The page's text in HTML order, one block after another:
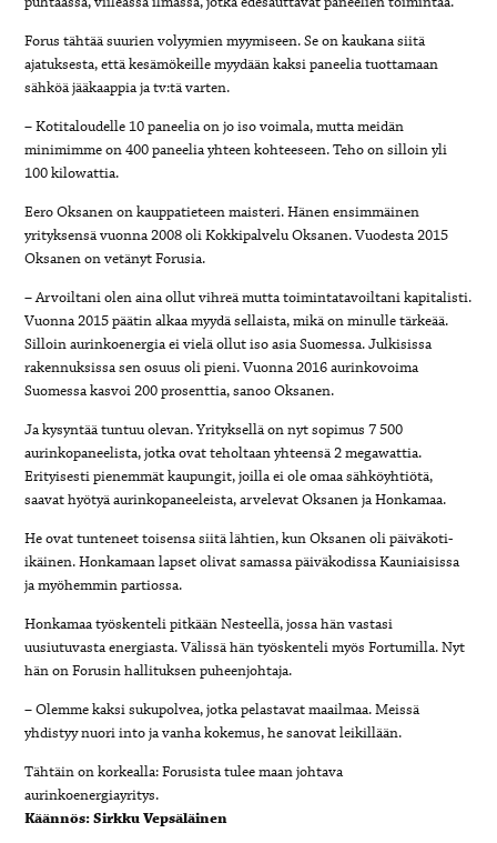
Forus tähtää suurien volyymien myymiseen. Se on kaukana siitä
ajatuksesta, että kesämökeille myydään kaksi paneelia tuottamaan
sähköä jääkaappia ja tv:tä varten.
– Kotitaloudelle 10 paneelia on jo iso voimala, mutta meidän
minimimme on 400 paneelia yhteen kohteeseen. Teho on silloin yli
100 kilowattia.
Eero Oksanen on kauppatieteen maisteri. Hänen ensimmäinen
yrityksensä vuonna 2008 oli Kokkipalvelu Oksanen. Vuodesta 2015
Oksanen on vetänyt Forusia.
– Arvoiltani olen aina ollut vihreä mutta toimintatavoiltani kapitalisti.
Vuonna 2015 päätin alkaa myydä sellaista, mikä on minulle tärkeää.
Silloin aurinkoenergia ei vielä ollut iso asia Suomessa. Julkisissa
rakennuksissa sen osuus oli pieni. Vuonna 2016 aurinkovoima
Suomessa kasvoi 200 prosenttia, sanoo Oksanen.
Ja kysyntää tuntuu olevan. Yrityksellä on nyt sopimus 7 500
aurinkopaneelista, jotka ovat teholtaan yhteensä 2 megawattia.
Erityisesti pienemmät kaupungit, joilla ei ole omaa sähköyhtiötä,
saavat hyötyä aurinkopaneeleista, arvelevat Oksanen ja Honkamaa.
He ovat tunteneet toisensa siitä lähtien, kun Oksanen oli päiväkoti-
ikäinen. Honkamaan lapset olivat samassa päiväkodissa Kauniaisissa
ja myöhemmin partiossa.
Honkamaa työskenteli pitkään Nesteellä, jossa hän vastasi
uusiutuvasta energiasta. Välissä hän työskenteli myös Fortumilla. Nyt
hän on Forusin hallituksen puheenjohtaja.
– Olemme kaksi sukupolvea, jotka pelastavat maailmaa. Meissä
yhdistyy nuori into ja vanha kokemus, he sanovat leikillään.
Tähtäin on korkealla: Forusista tulee maan johtava
aurinkoenergiayritys.
Käännös: Sirkku Vepsäläinen